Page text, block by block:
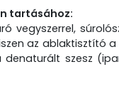
tartásához:
vegyszerrel,
az ablaktisztító
denaturált szesz